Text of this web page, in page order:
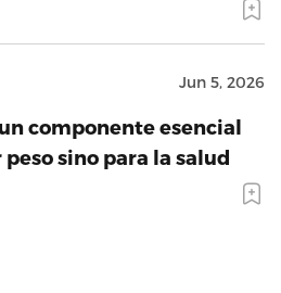
Jun 5, 2026
componente esencial
sino para la salud